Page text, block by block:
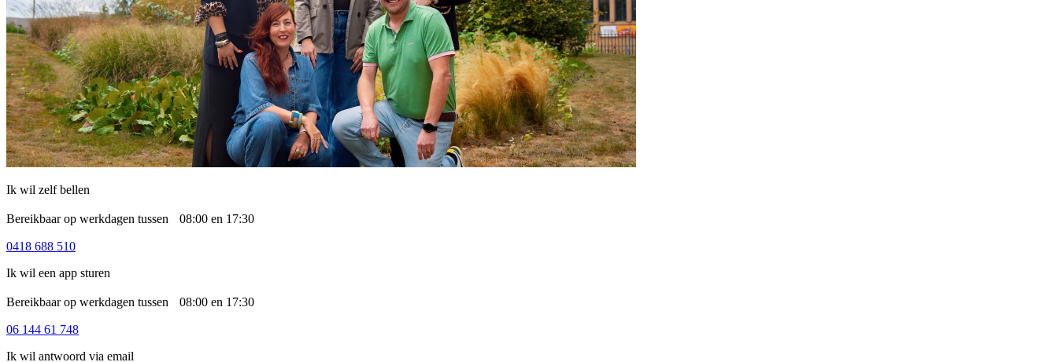
Ik wil zelf bellen
Bereikbaar op werkdagen tussen 08:00 en 17:30
0418 688 510
Ik wil een app sturen
Bereikbaar op werkdagen tussen 08:00 en 17:30
06 144 61 748
Ik wil antwoord via email